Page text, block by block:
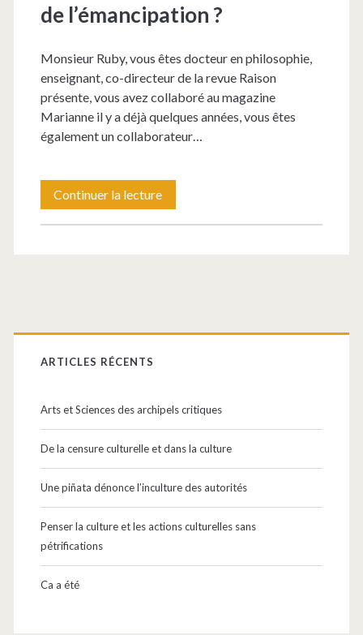
de l’émancipation ?
Monsieur Ruby, vous êtes docteur en philosophie,
enseignant, co-directeur de la revue Raison
présente, vous avez collaboré au magazine
Marianne il y a déjà quelques années, vous êtes
également un collaborateur…
Continuer la lectureVers
une
l’émancipation
Barre
latérale
principale
ARTICLES RÉCENTS
Arts et Sciences des archipels critiques
De la censure culturelle et dans la culture
Une piñata dénonce l’inculture des autorités
Penser la culture et les actions culturelles sans
pétrifications
Ca a été